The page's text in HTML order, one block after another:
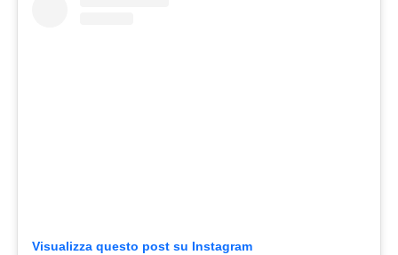
Visualizza questo post su Instagram